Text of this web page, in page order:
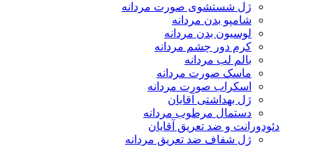
ژل شستشوی صورت مردانه
شامپو بدن مردانه
لوسیون بدن مردانه
کرم دور چشم مردانه
بالم لب مردانه
ماسک صورت مردانه
اسکراب صورت مردانه
ژل بهداشتی آقایان
دستمال مرطوب مردانه
دئودورانت و ضد تعریق آقایان
ژل شفاف ضد تعریق مردانه